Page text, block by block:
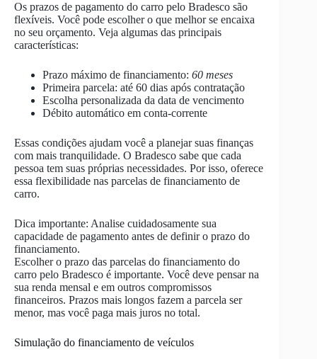
Os prazos de pagamento do carro pelo Bradesco são
flexíveis. Você pode escolher o que melhor se encaixa
no seu orçamento. Veja algumas das principais
características:
Prazo máximo de financiamento: 60 meses
Primeira parcela: até 60 dias após contratação
Escolha personalizada da data de vencimento
Débito automático em conta-corrente
Essas condições ajudam você a planejar suas finanças
com mais tranquilidade. O Bradesco sabe que cada
pessoa tem suas próprias necessidades. Por isso, oferece
essa flexibilidade nas parcelas de financiamento de
carro.
Dica importante: Analise cuidadosamente sua
capacidade de pagamento antes de definir o prazo do
financiamento.
Escolher o prazo das parcelas do financiamento do
carro pelo Bradesco é importante. Você deve pensar na
sua renda mensal e em outros compromissos
financeiros. Prazos mais longos fazem a parcela ser
menor, mas você paga mais juros no total.
Simulação do financiamento de veículos